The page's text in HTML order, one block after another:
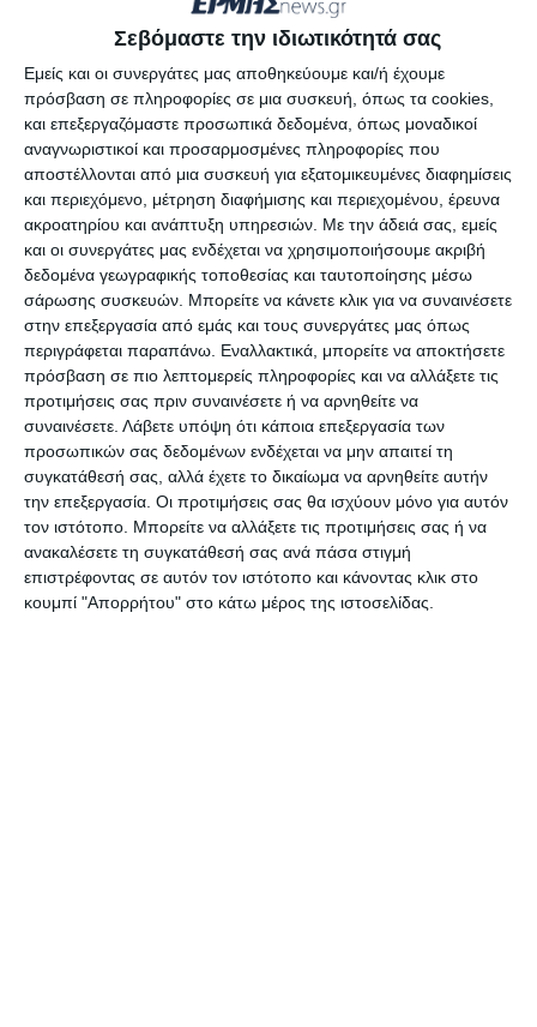
Σεβόμαστε την ιδιωτικότητά σας
Εμείς και οι συνεργάτες μας αποθηκεύουμε και/ή έχουμε
πρόσβαση σε πληροφορίες σε μια συσκευή, όπως τα cookies,
και επεξεργαζόμαστε προσωπικά δεδομένα, όπως μοναδικοί
αναγνωριστικοί και προσαρμοσμένες πληροφορίες που
αποστέλλονται από μια συσκευή για εξατομικευμένες διαφημίσεις
και περιεχόμενο, μέτρηση διαφήμισης και περιεχομένου, έρευνα
ακροατηρίου και ανάπτυξη υπηρεσιών. Με την άδειά σας, εμείς
και οι συνεργάτες μας ενδέχεται να χρησιμοποιήσουμε ακριβή
δεδομένα γεωγραφικής τοποθεσίας και ταυτοποίησης μέσω
σάρωσης συσκευών. Μπορείτε να κάνετε κλικ για να συναινέσετε
στην επεξεργασία από εμάς και τους συνεργάτες μας όπως
περιγράφεται παραπάνω. Εναλλακτικά, μπορείτε να αποκτήσετε
πρόσβαση σε πιο λεπτομερείς πληροφορίες και να αλλάξετε τις
προτιμήσεις σας πριν συναινέσετε ή να αρνηθείτε να
συναινέσετε. Λάβετε υπόψη ότι κάποια επεξεργασία των
προσωπικών σας δεδομένων ενδέχεται να μην απαιτεί τη
συγκατάθεσή σας, αλλά έχετε το δικαίωμα να αρνηθείτε αυτήν
την επεξεργασία. Οι προτιμήσεις σας θα ισχύουν μόνο για αυτόν
τον ιστότοπο. Μπορείτε να αλλάξετε τις προτιμήσεις σας ή να
ανακαλέσετε τη συγκατάθεσή σας ανά πάσα στιγμή
επιστρέφοντας σε αυτόν τον ιστότοπο και κάνοντας κλικ στο
κουμπί "Απορρήτου" στο κάτω μέρος της ιστοσελίδας.
πάνδημη μάχη των Ζακυνθινών ενάντια στον
αόρατο και ύπουλο εχθρό, ο οποίος έχει εισβάλει
πλέον και στα σχολεία μας με θύματα νήπια και
μαθητές, προκαλώντας την εύλογη και έντονη
αντίδραση των επαγγελματικών τάξεων και των
κατοίκων του νησιού μας. Ο Δήμαρχος Ζακύνθου
εξακολουθεί να ασχολείται με την επιβολή
προστίμων σε κλειστές επιχειρήσεις και
αναψηλαφεί υποθέσεις του παρελθόντος ώστε με
ψεύδη και συκοφαντίες να φιμώσει τους
επικριτές του. Η τακτική αυτή είναι παλιά,
γνωστή και χρεωκοπημένη.
Σήμερα (9-2-2021) υπέβαλα μήνυση εναντίον του
Νικήτα Αρετάκη για συκοφαντική δυσφήμιση σε
βάρος μου. Δεν είναι στις προθέσεις μου να
αντιδικώ και το γνωρίζουν πολύ καλά οι
Ζακυνθινοί, αλλά είμαι υποχρεωμένος να